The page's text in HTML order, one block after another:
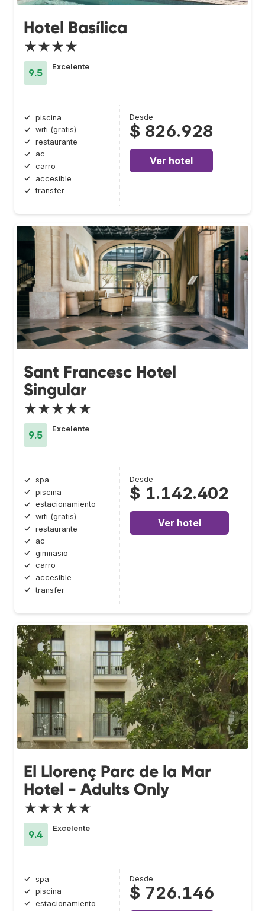
Hotel Basílica
★★★★
9.5
Excelente
piscina
wifi (gratis)
restaurante
ac
carro
accesible
transfer
Desde
$ 826.928
Ver hotel
Sant Francesc Hotel
Singular
★★★★★
9.5
Excelente
spa
piscina
estacionamiento
wifi (gratis)
restaurante
ac
gimnasio
carro
accesible
transfer
Desde
$ 1.142.402
Ver hotel
El Llorenç Parc de la Mar
Hotel - Adults Only
★★★★★
9.4
Excelente
spa
piscina
estacionamiento
Desde
$ 726.146